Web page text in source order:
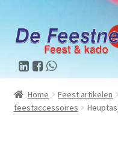
Home Feest artikelen
feestaccessoires